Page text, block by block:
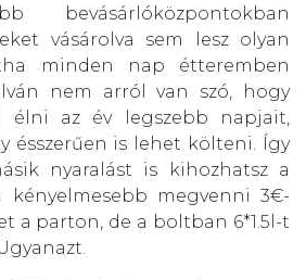
bevásárlóközpontokban
vásárolva sem lesz olyan
minden nap étteremben
nem arról van szó, hogy
élni az év legszebb napjait,
ésszerűen is lehet költeni. Így
nyaralást is kihozhatsz a
kényelmesebb megvenni 3€-
a parton, de a boltban 6*1.5l-t